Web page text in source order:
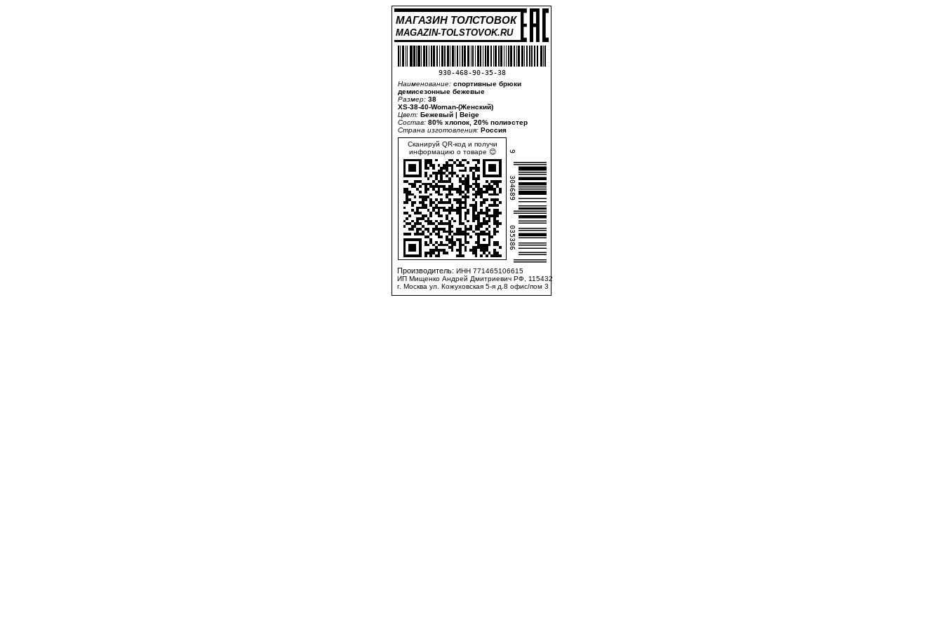
МАГАЗИН ТОЛСТОВОК
MAGAZIN-TOLSTOVOK.RU
930-468-90-35-38
Наименование: спортивные брюки
демисезонные бежевые
Размер: 38
XS-38-40-Woman-(Женский)
Цвет: Бежевый | Beige
Состав: 80% хлопок, 20% полиэстер
Страна изготовления: Россия
Сканируй QR-код и получи
информацию о товаре 😊
9
304689
035386
Производитель: ИНН 771465106615
ИП Мищенко Андрей Дмитриевич РФ, 115432
г. Москва ул. Кожуховская 5-я д.8 офис/пом 3